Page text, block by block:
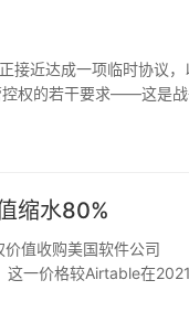
接近达成一项临时协议，
控权的若干要求——这是战
缩水80%
值收购美国软件公司
一价格较Airtable在